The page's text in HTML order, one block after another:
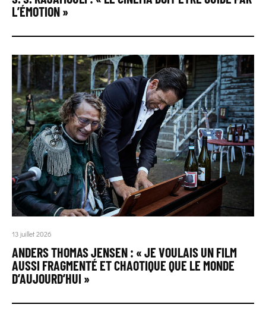
L’ÉMOTION »
13 juillet 2026
ANDERS THOMAS JENSEN : « JE VOULAIS UN FILM
AUSSI FRAGMENTÉ ET CHAOTIQUE QUE LE MONDE
D’AUJOURD’HUI »